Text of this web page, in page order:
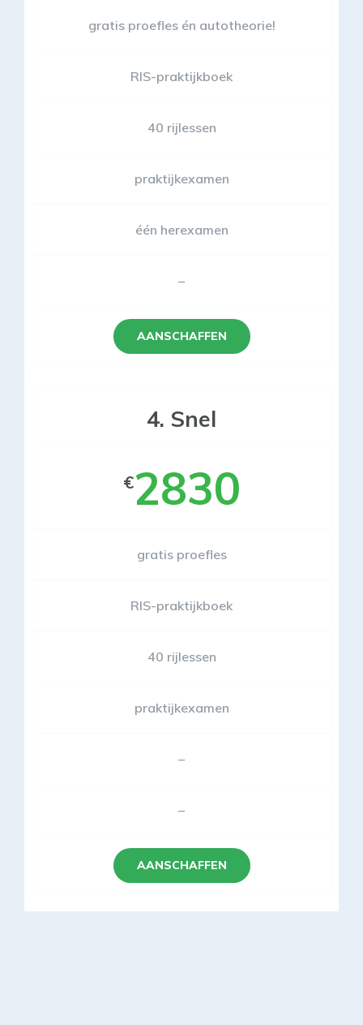
gratis proefles én autotheorie!
RIS-praktijkboek
40 rijlessen
praktijkexamen
één herexamen
–
AANSCHAFFEN
4. Snel
€2830
gratis proefles
RIS-praktijkboek
40 rijlessen
praktijkexamen
–
–
AANSCHAFFEN